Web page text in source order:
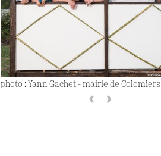
photo : Yann Gachet - mairie de Colomiers
‹ ›